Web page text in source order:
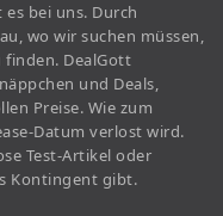
bei uns. Durch
wo wir suchen müssen,
finden. DealGott
und Deals,
Preise. Wie zum
Datum verlost wird.
Test-Artikel oder
Kontingent gibt.